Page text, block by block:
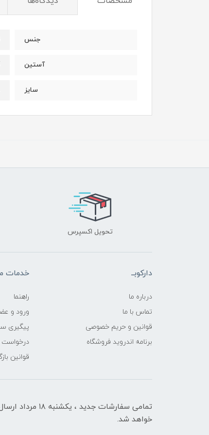
جنس
آستین
سایز
تحویل اکسپرس
دارکوبــ
درباره ما
تماس با ما
قوانین و حریم خصوصی
برنامه اندروید فروشگاه
خدمات
راهنما
ورود و
پیگیری
درخواست
قوانین
تمامی سفارشات جدید ، یکشنبه ۱۸ مرداد
خواهد شد.